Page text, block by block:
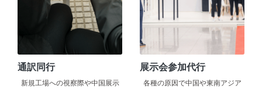
通訳同行
新規工場への視察際や中国展示
展示会参加代行
各種の原因で中国や東南アジア